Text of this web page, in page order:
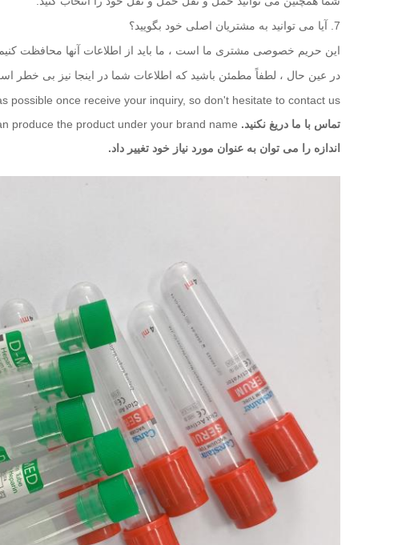
7. آیا می توانید به مشتریان اصلی خود بگویید؟
این حریم خصوصی مشتری ما است ، ما باید از اطلاعات آنها محافظت کنیم.
در عین حال ، لطفاً مطمئن باشید که اطلاعات شما در اینجا نیز بی خطر
possible once receive your inquiry, so don't hesitate to contact us.
تماس با ما دریغ نکنید. produce the product under your brand name;
اندازه را می توان به عنوان مورد نیاز خود تغییر داد.